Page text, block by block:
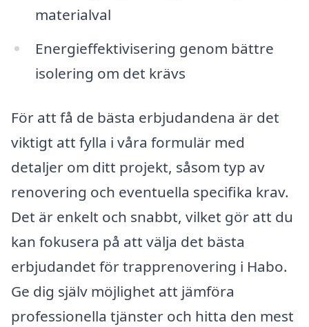
materialval
Energieffektivisering genom bättre
isolering om det krävs
För att få de bästa erbjudandena är det
viktigt att fylla i våra formulär med
detaljer om ditt projekt, såsom typ av
renovering och eventuella specifika krav.
Det är enkelt och snabbt, vilket gör att du
kan fokusera på att välja det bästa
erbjudandet för trapprenovering i Habo.
Ge dig själv möjlighet att jämföra
professionella tjänster och hitta den mest